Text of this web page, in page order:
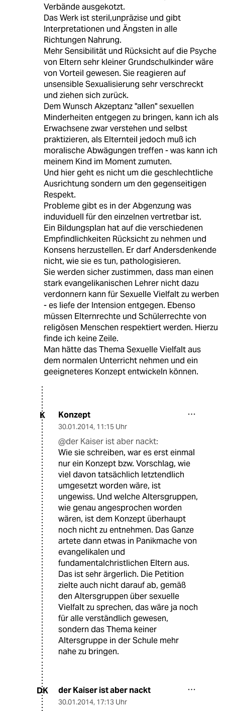
Verbände ausgekotzt.
Das Werk ist steril,unpräzise und gibt
Interpretationen und Ängsten in alle
Richtungen Nahrung.
Mehr Sensibilität und Rücksicht auf die Psyche
von Eltern sehr kleiner Grundschulkinder wäre
von Vorteil gewesen. Sie reagieren auf
unsensible Sexualisierung sehr verschreckt
und ziehen sich zurück.
Dem Wunsch Akzeptanz "allen" sexuellen
Minderheiten entgegen zu bringen, kann ich als
Erwachsene zwar verstehen und selbst
praktizieren, als Elternteil jedoch muß ich
moralische Abwägungen treffen - was kann ich
meinem Kind im Moment zumuten.
Und hier geht es nicht um die geschlechtliche
Ausrichtung sondern um den gegenseitigen
Respekt.
Probleme gibt es in der Abgenzung was
induviduell für den einzelnen vertretbar ist.
Ein Bildungsplan hat auf die verschiedenen
Empfindlichkeiten Rücksicht zu nehmen und
Konsens herzustellen. Er darf Andersdenkende
nicht, wie sie es tun, pathologisieren.
Sie werden sicher zustimmen, dass man einen
stark evangelikanischen Lehrer nicht dazu
verdonnern kann für Sexuelle Vielfalt zu werben
- es liefe der Intension entgegen. Ebenso
müssen Elternrechte und Schülerrechte von
religösen Menschen respektiert werden. Hierzu
finde ich keine Zeile.
Man hätte das Thema Sexuelle Vielfalt aus
dem normalen Unterricht nehmen und ein
geeigneteres Konzept entwickeln können.
K Konzept
30.01.2014, 11:15 Uhr
@der Kaiser ist aber nackt:
Wie sie schreiben, war es erst einmal
nur ein Konzept bzw. Vorschlag, wie
viel davon tatsächlich letztendlich
umgesetzt worden wäre, ist
ungewiss. Und welche Altersgruppen,
wie genau angesprochen worden
wären, ist dem Konzept überhaupt
noch nicht zu entnehmen. Das Ganze
artete dann etwas in Panikmache von
evangelikalen und
fundamentalchristlichen Eltern aus.
Das ist sehr ärgerlich. Die Petition
zielte auch nicht darauf ab, gemäß
den Altersgruppen über sexuelle
Vielfalt zu sprechen, das wäre ja noch
für alle verständlich gewesen,
sondern das Thema keiner
Altersgruppe in der Schule mehr
nahe zu bringen.
DK der Kaiser ist aber nackt
30.01.2014, 17:13 Uhr